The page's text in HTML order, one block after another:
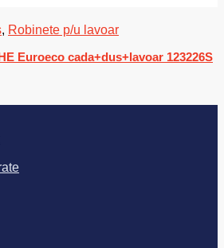
, Robinete p/u lavoar
Euroeco cada+dus+lavoar 123226S